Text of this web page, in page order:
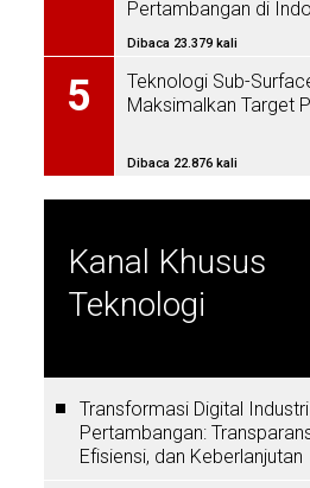
Pertambangan di
Dibaca 23.379 kali
5
Teknologi Sub-
Maksimalkan Target
Dibaca 22.876 kali
Kanal Khusus
Teknologi
Transformasi Digital Industri
Pertambangan:
Efisiensi, dan Keberlanjutan